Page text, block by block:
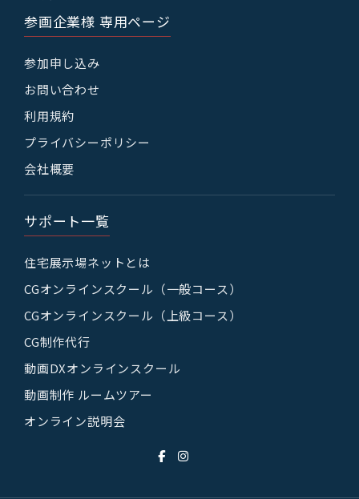
参画企業様 専用ページ
参加申し込み
お問い合わせ
利用規約
プライバシーポリシー
会社概要
サポート一覧
住宅展示場ネットとは
CGオンラインスクール（一般コース）
CGオンラインスクール（上級コース）
CG制作代行
動画DXオンラインスクール
動画制作 ルームツアー
オンライン説明会